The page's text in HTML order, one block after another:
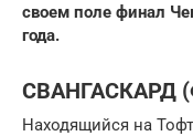
своем поле финал
года.
СВАНГАСКАРД
Находящийся на